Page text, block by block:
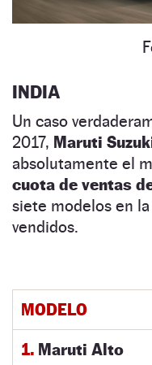
INDIA
Un caso
2017, Maruti
absolutamente el
cuota de ventas
siete modelos en
vendidos.
MODELO
1. Maruti Alto